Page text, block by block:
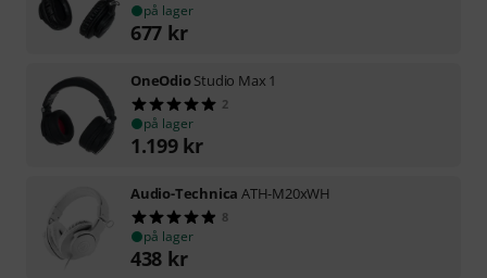
på lager
677 kr
OneOdioStudio Max 1
2
på lager
1.199 kr
Audio-Technica ATH-M20xWH
8
på lager
438 kr